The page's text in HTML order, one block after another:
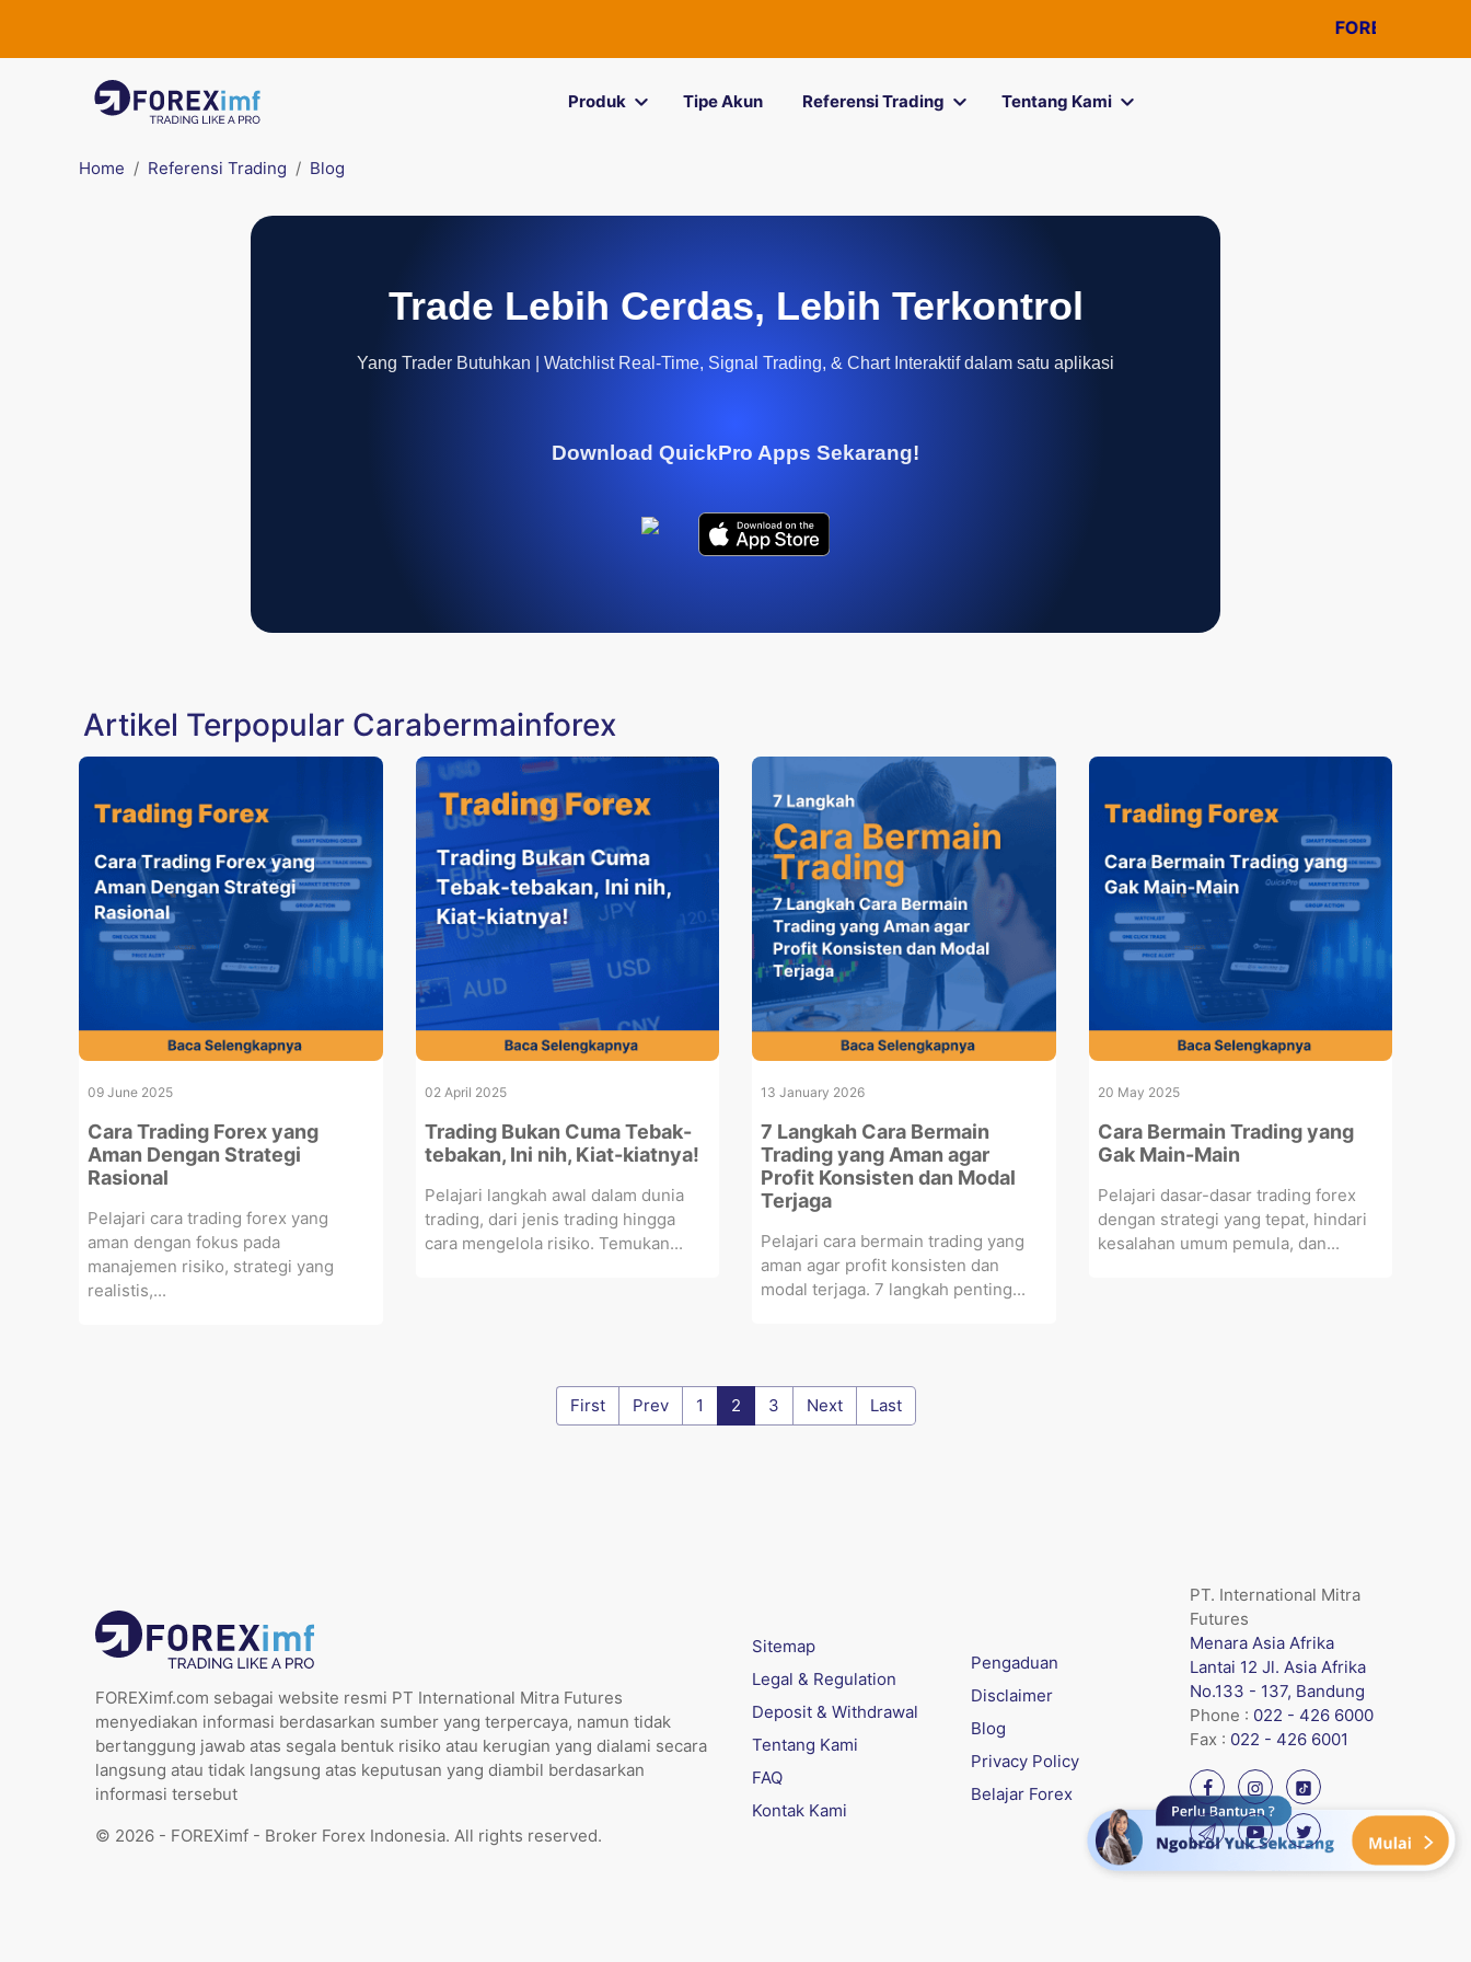
FOREXimf
Produk Tipe Akun Referensi Trading Tentang Kami
Home Referensi Trading Blog
Trade Lebih Cerdas, Lebih Terkontrol
Yang Trader Butuhkan | Watchlist Real-Time, Signal Trading, & Chart Interaktif dalam satu aplikasi
Download QuickPro Apps Sekarang!
Artikel Terpopular Carabermainforex
09 June 2025
Cara Trading Forex yang
Aman Dengan Strategi
Rasional
Pelajari cara trading forex yang
aman dengan fokus pada
manajemen risiko, strategi yang
realistis,...
02 April 2025
Trading Bukan Cuma Tebak-
tebakan, Ini nih, Kiat-kiatnya!
Pelajari langkah awal dalam dunia
trading, dari jenis trading hingga
cara mengelola risiko. Temukan...
13 January 2026
7 Langkah Cara Bermain
Trading yang Aman agar
Profit Konsisten dan Modal
Terjaga
Pelajari cara bermain trading yang
aman agar profit konsisten dan
modal terjaga. 7 langkah penting...
20 May 2025
Cara Bermain Trading yang
Gak Main-Main
Pelajari dasar-dasar trading forex
dengan strategi yang tepat, hindari
kesalahan umum pemula, dan...
First Prev 1 2 3 Next Last
FOREXimf.com sebagai website resmi PT International Mitra Futures
menyediakan informasi berdasarkan sumber yang terpercaya, namun tidak
bertanggung jawab atas segala bentuk risiko atau kerugian yang dialami secara
langsung atau tidak langsung atas keputusan yang diambil berdasarkan
informasi tersebut
© 2026 - FOREXimf - Broker Forex Indonesia. All rights reserved.
Sitemap
Legal & Regulation
Deposit & Withdrawal
Tentang Kami
FAQ
Kontak Kami
Pengaduan
Disclaimer
Blog
Privacy Policy
Belajar Forex
PT. International Mitra
Futures
Menara Asia Afrika
Lantai 12 Jl. Asia Afrika
No.133 - 137, Bandung
Phone : 022 - 426 6000
Fax : 022 - 426 6001